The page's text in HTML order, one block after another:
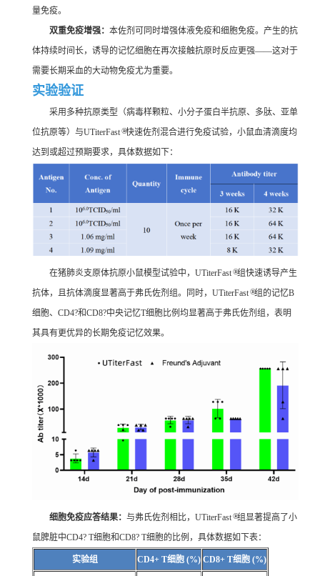
量免疫。
双重免疫增强： 本佐剂可同时增强体液免疫和细胞免疫。产生的抗
体持续时间长，诱导的记忆细胞在再次接触抗原时反应更强——这对于
需要长期采血的大动物免疫尤为重要。
实验验证
采用多种抗原类型（病毒样颗粒、小分子蛋白半抗原、多肽、亚单
位抗原等）与UTiterFast®快速佐剂混合进行免疫试验，小鼠血清滴度均
达到或超过预期要求，具体数据如下：
在猪肺炎支原体抗原小鼠模型试验中，UTiterFast®组快速诱导产生
抗体，且抗体滴度显著高于弗氏佐剂组。同时，UTiterFast®组的记忆B
细胞、CD4?和CD8?中央记忆T细胞比例均显著高于弗氏佐剂组，表明
其具有更优异的长期免疫记忆效果。
细胞免疫应答结果： 与弗氏佐剂相比，UTiterFast®组显著提高了小
鼠脾脏中CD4? T细胞和CD8? T细胞的比例，具体数据如下表：
实验组 CD4+ T细胞 (%) CD8+ T细胞 (%)